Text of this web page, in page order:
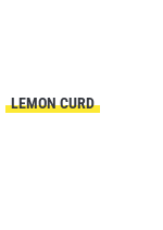
LEMON CURD